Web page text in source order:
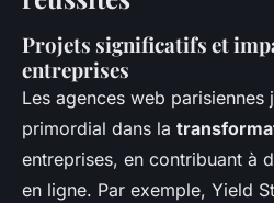
Projets significatifs et
entreprises
Les agences web parisiennes
primordial dans la
entreprises, en contribuant à
en ligne. Par exemple, Yield